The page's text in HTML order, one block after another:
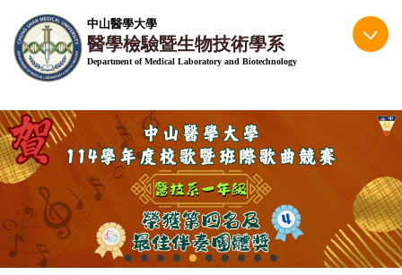
到
主
容
區
中山醫學大學
醫學檢驗暨生物技術學系
Department of Medical Laboratory and Biotechnology